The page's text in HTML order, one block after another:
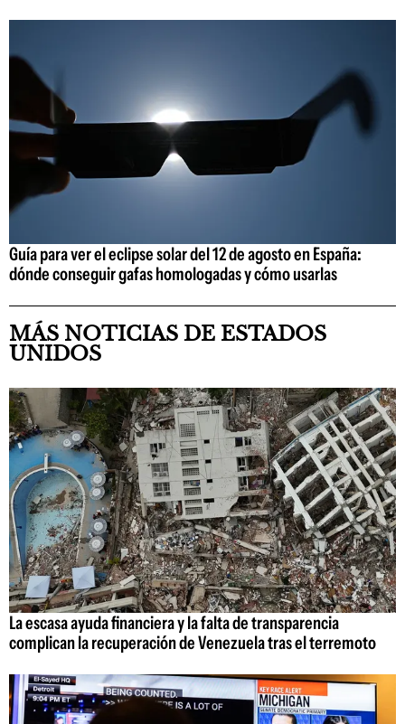
Guía para ver el eclipse solar del 12 de agosto en España:
dónde conseguir gafas homologadas y cómo usarlas
MÁS NOTICIAS DE ESTADOS
UNIDOS
La escasa ayuda financiera y la falta de transparencia
complican la recuperación de Venezuela tras el terremoto